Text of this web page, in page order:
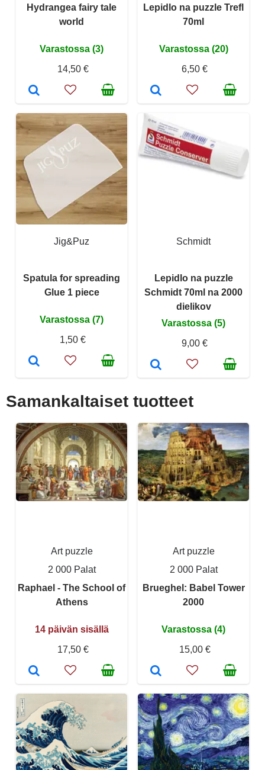
Hydrangea fairy tale
world
Varastossa (3)
14,50 €
Lepidlo na puzzle Trefl
70ml
Varastossa (20)
6,50 €
Jig&Puz
Spatula for spreading
Glue 1 piece
Varastossa (7)
1,50 €
Schmidt
Lepidlo na puzzle
Schmidt 70ml na 2000
dielikov
Varastossa (5)
9,00 €
Samankaltaiset tuotteet
Art puzzle
2 000 Palat
Raphael - The School of
Athens
14 päivän sisällä
17,50 €
Art puzzle
2 000 Palat
Brueghel: Babel Tower
2000
Varastossa (4)
15,00 €